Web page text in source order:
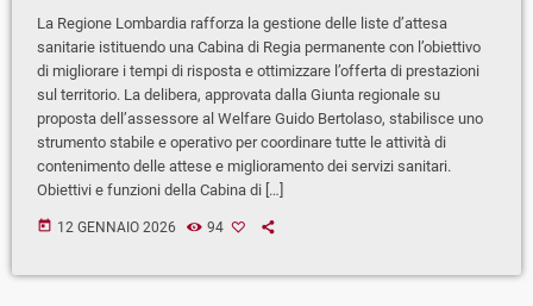
La Regione Lombardia rafforza la gestione delle liste d’attesa
sanitarie istituendo una Cabina di Regia permanente con l’obiettivo
di migliorare i tempi di risposta e ottimizzare l’offerta di prestazioni
sul territorio. La delibera, approvata dalla Giunta regionale su
proposta dell’assessore al Welfare Guido Bertolaso, stabilisce uno
strumento stabile e operativo per coordinare tutte le attività di
contenimento delle attese e miglioramento dei servizi sanitari.
Obiettivi e funzioni della Cabina di […]
today 12 GENNAIO 2026 94